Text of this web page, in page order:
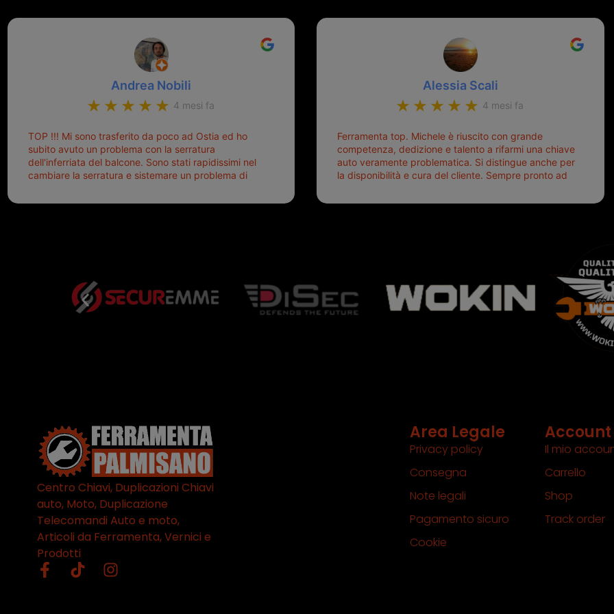
trove! Top top top!!!
Andrea Nobili
4 mesi fa
TOP !!! Mi sono trasferito da poco ad Ostia ed ho
subito avuto un problema con la serratura
dell'inferriata del balcone. Sono stati rapidissimi nel
cambiare la serratura e sistemare un problema di
che onesto evitando spese ben più esose.
Alessia Scali
4 mesi fa
Ferramenta top. Michele è riuscito con grande
competenza, dedizione e talento a rifarmi una chiave
auto veramente problematica. Si distingue anche per
la disponibilità e cura del cliente. Sempre pronto ad
Centro Chiavi, Duplicazioni Chiavi
auto, Moto, Duplicazione
Telecomandi Auto e moto,
Articoli da Ferramenta, Vernici e
Prodotti
Area Legale
Privacy policy
Consegna
Note legali
Pagamento sicuro
Cookie
Account
Il mio
Carrello
Shop
Track order